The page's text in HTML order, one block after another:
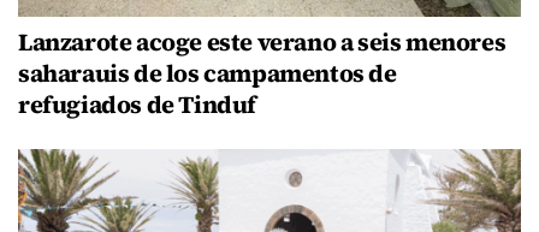
Lanzarote acoge este verano a seis menores
saharauis de los campamentos de
refugiados de Tinduf